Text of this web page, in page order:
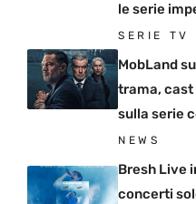
le serie
SERIE TV
MobLand
trama,
sulla serie
NEWS
Bresh Live
concerti